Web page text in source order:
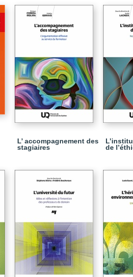
L’ accompagnement des
stagiaires
de